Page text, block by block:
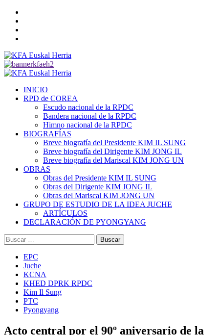
Saltar
contenido
Menú
INICIO
RPD de COREA
Escudo nacional de la RPDC
Bandera nacional de la RPDC
Himno nacional de la RPDC
BIOGRAFÍAS
Breve biografía del Presidente KIM IL SUNG
Breve biografía del Dirigente KIM JONG IL
Breve biografía del Mariscal KIM JONG UN
OBRAS
Obras del Presidente KIM IL SUNG
Obras del Dirigente KIM JONG IL
Obras del Mariscal KIM JONG UN
GRUPO DE ESTUDIO DE LA IDEA JUCHE
ARTÍCULOS
DECLARACIÓN DE PYONGYANG
Buscar:
EPC
Juche
KCNA
KHED DPRK RPDC
Kim Il Sung
PTC
Pyongyang
Acto central por el 90º aniversario de la